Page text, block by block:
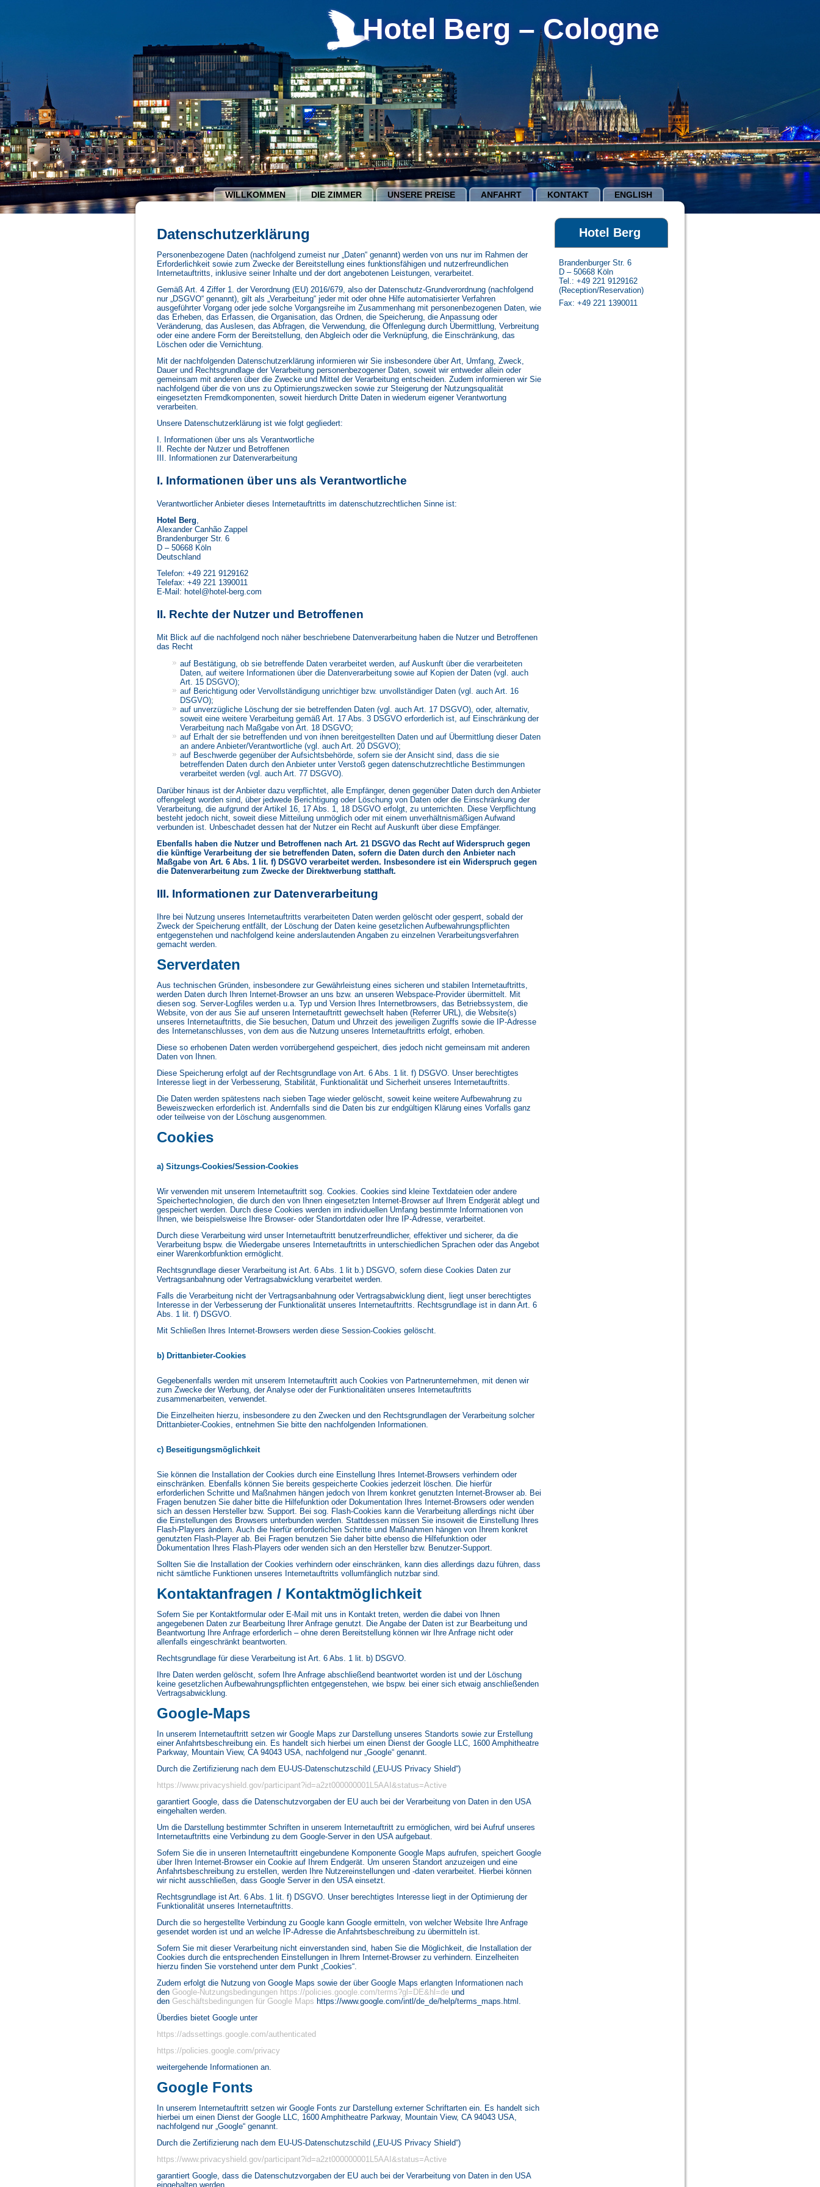
Hotel Berg – Cologne
WILLKOMMEN DIE ZIMMER UNSERE PREISE ANFAHRT KONTAKT ENGLISH
Datenschutzerklärung
Personenbezogene Daten (nachfolgend zumeist nur „Daten“ genannt) werden von uns nur im Rahmen der
Erforderlichkeit sowie zum Zwecke der Bereitstellung eines funktionsfähigen und nutzerfreundlichen
Internetauftritts, inklusive seiner Inhalte und der dort angebotenen Leistungen, verarbeitet.
Gemäß Art. 4 Ziffer 1. der Verordnung (EU) 2016/679, also der Datenschutz-Grundverordnung (nachfolgend
nur „DSGVO“ genannt), gilt als „Verarbeitung“ jeder mit oder ohne Hilfe automatisierter Verfahren
ausgeführter Vorgang oder jede solche Vorgangsreihe im Zusammenhang mit personenbezogenen Daten, wie
das Erheben, das Erfassen, die Organisation, das Ordnen, die Speicherung, die Anpassung oder
Veränderung, das Auslesen, das Abfragen, die Verwendung, die Offenlegung durch Übermittlung, Verbreitung
oder eine andere Form der Bereitstellung, den Abgleich oder die Verknüpfung, die Einschränkung, das
Löschen oder die Vernichtung.
Mit der nachfolgenden Datenschutzerklärung informieren wir Sie insbesondere über Art, Umfang, Zweck,
Dauer und Rechtsgrundlage der Verarbeitung personenbezogener Daten, soweit wir entweder allein oder
gemeinsam mit anderen über die Zwecke und Mittel der Verarbeitung entscheiden. Zudem informieren wir Sie
nachfolgend über die von uns zu Optimierungszwecken sowie zur Steigerung der Nutzungsqualität
eingesetzten Fremdkomponenten, soweit hierdurch Dritte Daten in wiederum eigener Verantwortung
verarbeiten.
Unsere Datenschutzerklärung ist wie folgt gegliedert:
I. Informationen über uns als Verantwortliche
II. Rechte der Nutzer und Betroffenen
III. Informationen zur Datenverarbeitung
I. Informationen über uns als Verantwortliche
Verantwortlicher Anbieter dieses Internetauftritts im datenschutzrechtlichen Sinne ist:
Hotel Berg,
Alexander Canhão Zappel
Brandenburger Str. 6
D – 50668 Köln
Deutschland
Telefon: +49 221 9129162
Telefax: +49 221 1390011
E-Mail: hotel@hotel-berg.com
II. Rechte der Nutzer und Betroffenen
Mit Blick auf die nachfolgend noch näher beschriebene Datenverarbeitung haben die Nutzer und Betroffenen
das Recht
auf Bestätigung, ob sie betreffende Daten verarbeitet werden, auf Auskunft über die verarbeiteten
Daten, auf weitere Informationen über die Datenverarbeitung sowie auf Kopien der Daten (vgl. auch
Art. 15 DSGVO);
auf Berichtigung oder Vervollständigung unrichtiger bzw. unvollständiger Daten (vgl. auch Art. 16
DSGVO);
auf unverzügliche Löschung der sie betreffenden Daten (vgl. auch Art. 17 DSGVO), oder, alternativ,
soweit eine weitere Verarbeitung gemäß Art. 17 Abs. 3 DSGVO erforderlich ist, auf Einschränkung der
Verarbeitung nach Maßgabe von Art. 18 DSGVO;
auf Erhalt der sie betreffenden und von ihnen bereitgestellten Daten und auf Übermittlung dieser Daten
an andere Anbieter/Verantwortliche (vgl. auch Art. 20 DSGVO);
auf Beschwerde gegenüber der Aufsichtsbehörde, sofern sie der Ansicht sind, dass die sie
betreffenden Daten durch den Anbieter unter Verstoß gegen datenschutzrechtliche Bestimmungen
verarbeitet werden (vgl. auch Art. 77 DSGVO).
Darüber hinaus ist der Anbieter dazu verpflichtet, alle Empfänger, denen gegenüber Daten durch den Anbieter
offengelegt worden sind, über jedwede Berichtigung oder Löschung von Daten oder die Einschränkung der
Verarbeitung, die aufgrund der Artikel 16, 17 Abs. 1, 18 DSGVO erfolgt, zu unterrichten. Diese Verpflichtung
besteht jedoch nicht, soweit diese Mitteilung unmöglich oder mit einem unverhältnismäßigen Aufwand
verbunden ist. Unbeschadet dessen hat der Nutzer ein Recht auf Auskunft über diese Empfänger.
Ebenfalls haben die Nutzer und Betroffenen nach Art. 21 DSGVO das Recht auf Widerspruch gegen
die künftige Verarbeitung der sie betreffenden Daten, sofern die Daten durch den Anbieter nach
Maßgabe von Art. 6 Abs. 1 lit. f) DSGVO verarbeitet werden. Insbesondere ist ein Widerspruch gegen
die Datenverarbeitung zum Zwecke der Direktwerbung statthaft.
III. Informationen zur Datenverarbeitung
Ihre bei Nutzung unseres Internetauftritts verarbeiteten Daten werden gelöscht oder gesperrt, sobald der
Zweck der Speicherung entfällt, der Löschung der Daten keine gesetzlichen Aufbewahrungspflichten
entgegenstehen und nachfolgend keine anderslautenden Angaben zu einzelnen Verarbeitungsverfahren
gemacht werden.
Serverdaten
Aus technischen Gründen, insbesondere zur Gewährleistung eines sicheren und stabilen Internetauftritts,
werden Daten durch Ihren Internet-Browser an uns bzw. an unseren Webspace-Provider übermittelt. Mit
diesen sog. Server-Logfiles werden u.a. Typ und Version Ihres Internetbrowsers, das Betriebssystem, die
Website, von der aus Sie auf unseren Internetauftritt gewechselt haben (Referrer URL), die Website(s)
unseres Internetauftritts, die Sie besuchen, Datum und Uhrzeit des jeweiligen Zugriffs sowie die IP-Adresse
des Internetanschlusses, von dem aus die Nutzung unseres Internetauftritts erfolgt, erhoben.
Diese so erhobenen Daten werden vorrübergehend gespeichert, dies jedoch nicht gemeinsam mit anderen
Daten von Ihnen.
Diese Speicherung erfolgt auf der Rechtsgrundlage von Art. 6 Abs. 1 lit. f) DSGVO. Unser berechtigtes
Interesse liegt in der Verbesserung, Stabilität, Funktionalität und Sicherheit unseres Internetauftritts.
Die Daten werden spätestens nach sieben Tage wieder gelöscht, soweit keine weitere Aufbewahrung zu
Beweiszwecken erforderlich ist. Andernfalls sind die Daten bis zur endgültigen Klärung eines Vorfalls ganz
oder teilweise von der Löschung ausgenommen.
Cookies
a) Sitzungs-Cookies/Session-Cookies
Wir verwenden mit unserem Internetauftritt sog. Cookies. Cookies sind kleine Textdateien oder andere
Speichertechnologien, die durch den von Ihnen eingesetzten Internet-Browser auf Ihrem Endgerät ablegt und
gespeichert werden. Durch diese Cookies werden im individuellen Umfang bestimmte Informationen von
Ihnen, wie beispielsweise Ihre Browser- oder Standortdaten oder Ihre IP-Adresse, verarbeitet.
Durch diese Verarbeitung wird unser Internetauftritt benutzerfreundlicher, effektiver und sicherer, da die
Verarbeitung bspw. die Wiedergabe unseres Internetauftritts in unterschiedlichen Sprachen oder das Angebot
einer Warenkorbfunktion ermöglicht.
Rechtsgrundlage dieser Verarbeitung ist Art. 6 Abs. 1 lit b.) DSGVO, sofern diese Cookies Daten zur
Vertragsanbahnung oder Vertragsabwicklung verarbeitet werden.
Falls die Verarbeitung nicht der Vertragsanbahnung oder Vertragsabwicklung dient, liegt unser berechtigtes
Interesse in der Verbesserung der Funktionalität unseres Internetauftritts. Rechtsgrundlage ist in dann Art. 6
Abs. 1 lit. f) DSGVO.
Mit Schließen Ihres Internet-Browsers werden diese Session-Cookies gelöscht.
b) Drittanbieter-Cookies
Gegebenenfalls werden mit unserem Internetauftritt auch Cookies von Partnerunternehmen, mit denen wir
zum Zwecke der Werbung, der Analyse oder der Funktionalitäten unseres Internetauftritts
zusammenarbeiten, verwendet.
Die Einzelheiten hierzu, insbesondere zu den Zwecken und den Rechtsgrundlagen der Verarbeitung solcher
Drittanbieter-Cookies, entnehmen Sie bitte den nachfolgenden Informationen.
c) Beseitigungsmöglichkeit
Sie können die Installation der Cookies durch eine Einstellung Ihres Internet-Browsers verhindern oder
einschränken. Ebenfalls können Sie bereits gespeicherte Cookies jederzeit löschen. Die hierfür
erforderlichen Schritte und Maßnahmen hängen jedoch von Ihrem konkret genutzten Internet-Browser ab. Bei
Fragen benutzen Sie daher bitte die Hilfefunktion oder Dokumentation Ihres Internet-Browsers oder wenden
sich an dessen Hersteller bzw. Support. Bei sog. Flash-Cookies kann die Verarbeitung allerdings nicht über
die Einstellungen des Browsers unterbunden werden. Stattdessen müssen Sie insoweit die Einstellung Ihres
Flash-Players ändern. Auch die hierfür erforderlichen Schritte und Maßnahmen hängen von Ihrem konkret
genutzten Flash-Player ab. Bei Fragen benutzen Sie daher bitte ebenso die Hilfefunktion oder
Dokumentation Ihres Flash-Players oder wenden sich an den Hersteller bzw. Benutzer-Support.
Sollten Sie die Installation der Cookies verhindern oder einschränken, kann dies allerdings dazu führen, dass
nicht sämtliche Funktionen unseres Internetauftritts vollumfänglich nutzbar sind.
Kontaktanfragen / Kontaktmöglichkeit
Sofern Sie per Kontaktformular oder E-Mail mit uns in Kontakt treten, werden die dabei von Ihnen
angegebenen Daten zur Bearbeitung Ihrer Anfrage genutzt. Die Angabe der Daten ist zur Bearbeitung und
Beantwortung Ihre Anfrage erforderlich – ohne deren Bereitstellung können wir Ihre Anfrage nicht oder
allenfalls eingeschränkt beantworten.
Rechtsgrundlage für diese Verarbeitung ist Art. 6 Abs. 1 lit. b) DSGVO.
Ihre Daten werden gelöscht, sofern Ihre Anfrage abschließend beantwortet worden ist und der Löschung
keine gesetzlichen Aufbewahrungspflichten entgegenstehen, wie bspw. bei einer sich etwaig anschließenden
Vertragsabwicklung.
Google-Maps
In unserem Internetauftritt setzen wir Google Maps zur Darstellung unseres Standorts sowie zur Erstellung
einer Anfahrtsbeschreibung ein. Es handelt sich hierbei um einen Dienst der Google LLC, 1600 Amphitheatre
Parkway, Mountain View, CA 94043 USA, nachfolgend nur „Google“ genannt.
Durch die Zertifizierung nach dem EU-US-Datenschutzschild („EU-US Privacy Shield“)
https://www.privacyshield.gov/participant?id=a2zt000000001L5AAI&status=Active
garantiert Google, dass die Datenschutzvorgaben der EU auch bei der Verarbeitung von Daten in den USA
eingehalten werden.
Um die Darstellung bestimmter Schriften in unserem Internetauftritt zu ermöglichen, wird bei Aufruf unseres
Internetauftritts eine Verbindung zu dem Google-Server in den USA aufgebaut.
Sofern Sie die in unseren Internetauftritt eingebundene Komponente Google Maps aufrufen, speichert Google
über Ihren Internet-Browser ein Cookie auf Ihrem Endgerät. Um unseren Standort anzuzeigen und eine
Anfahrtsbeschreibung zu erstellen, werden Ihre Nutzereinstellungen und -daten verarbeitet. Hierbei können
wir nicht ausschließen, dass Google Server in den USA einsetzt.
Rechtsgrundlage ist Art. 6 Abs. 1 lit. f) DSGVO. Unser berechtigtes Interesse liegt in der Optimierung der
Funktionalität unseres Internetauftritts.
Durch die so hergestellte Verbindung zu Google kann Google ermitteln, von welcher Website Ihre Anfrage
gesendet worden ist und an welche IP-Adresse die Anfahrtsbeschreibung zu übermitteln ist.
Sofern Sie mit dieser Verarbeitung nicht einverstanden sind, haben Sie die Möglichkeit, die Installation der
Cookies durch die entsprechenden Einstellungen in Ihrem Internet-Browser zu verhindern. Einzelheiten
hierzu finden Sie vorstehend unter dem Punkt „Cookies“.
Zudem erfolgt die Nutzung von Google Maps sowie der über Google Maps erlangten Informationen nach
den Google-Nutzungsbedingungen https://policies.google.com/terms?gl=DE&hl=de und
den Geschäftsbedingungen für Google Maps https://www.google.com/intl/de_de/help/terms_maps.html.
Überdies bietet Google unter
https://adssettings.google.com/authenticated
https://policies.google.com/privacy
weitergehende Informationen an.
Google Fonts
In unserem Internetauftritt setzen wir Google Fonts zur Darstellung externer Schriftarten ein. Es handelt sich
hierbei um einen Dienst der Google LLC, 1600 Amphitheatre Parkway, Mountain View, CA 94043 USA,
nachfolgend nur „Google“ genannt.
Durch die Zertifizierung nach dem EU-US-Datenschutzschild („EU-US Privacy Shield“)
https://www.privacyshield.gov/participant?id=a2zt000000001L5AAI&status=Active
garantiert Google, dass die Datenschutzvorgaben der EU auch bei der Verarbeitung von Daten in den USA
eingehalten werden.
Hotel Berg
Brandenburger Str. 6
D – 50668 Köln
Tel.: +49 221 9129162
(Reception/Reservation)
Fax: +49 221 1390011